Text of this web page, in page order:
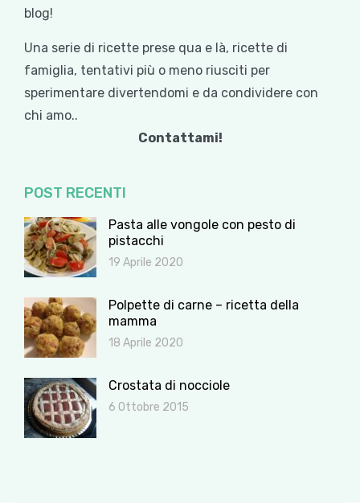
blog!
Una serie di ricette prese qua e là, ricette di
famiglia, tentativi più o meno riusciti per
sperimentare divertendomi e da condividere con
chi amo..
Contattami!
POST RECENTI
Pasta alle vongole con pesto di
pistacchi
19 Aprile 2020
Polpette di carne – ricetta della
mamma
18 Aprile 2020
Crostata di nocciole
6 Ottobre 2015